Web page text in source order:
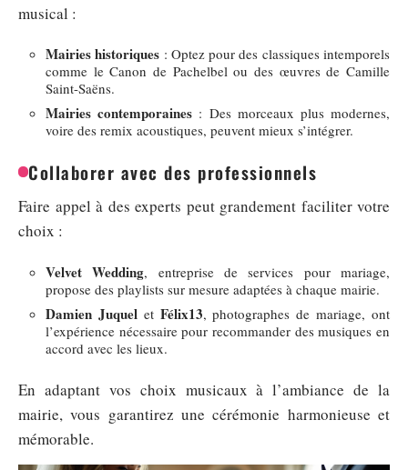
musical :
Mairies historiques : Optez pour des classiques intemporels
comme le Canon de Pachelbel ou des œuvres de Camille
Saint-Saëns.
Mairies contemporaines : Des morceaux plus modernes,
voire des remix acoustiques, peuvent mieux s’intégrer.
Collaborer avec des professionnels
Faire appel à des experts peut grandement faciliter votre
choix :
Velvet Wedding, entreprise de services pour mariage,
propose des playlists sur mesure adaptées à chaque mairie.
Damien Juquel et Félix13, photographes de mariage, ont
l’expérience nécessaire pour recommander des musiques en
accord avec les lieux.
En adaptant vos choix musicaux à l’ambiance de la
mairie, vous garantirez une cérémonie harmonieuse et
mémorable.